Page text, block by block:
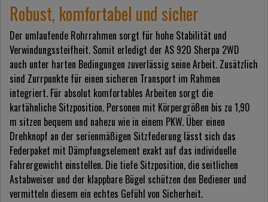
Robust, komfortabel und sicher
Der umlaufende Rohrrahmen sorgt für hohe Stabilität und
Verwindungssteifheit. Somit erledigt der AS 920 Sherpa 2WD
auch unter harten Bedingungen zuverlässig seine Arbeit. Zusätzlich
sind Zurrpunkte für einen sicheren Transport im Rahmen
integriert. Für absolut komfortables Arbeiten sorgt die
kartähnliche Sitzposition. Personen mit Körpergrößen bis zu 1,90
m sitzen bequem und nahezu wie in einem PKW. Über einen
Drehknopf an der serienmäßigen Sitzfederung lässt sich das
Federpaket mit Dämpfungselement exakt auf das individuelle
Fahrergewicht einstellen. Die tiefe Sitzposition, die seitlichen
Astabweiser und der klappbare Bügel schützen den Bediener und
vermitteln diesem ein echtes Gefühl von Sicherheit.